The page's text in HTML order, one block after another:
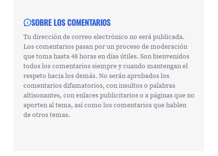
SOBRE LOS COMENTARIOS
Tu dirección de correo electrónico no será publicada.
Los comentarios pasan por un proceso de moderación
que toma hasta 48 horas en días útiles. Son bienvenidos
todos los comentarios siempre y cuando mantengan el
respeto hacia los demás. No serán aprobados los
comentarios difamatorios, con insultos o palabras
altisonantes, con enlaces publicitarios o a páginas que no
aporten al tema, así como los comentarios que hablen
de otros temas.